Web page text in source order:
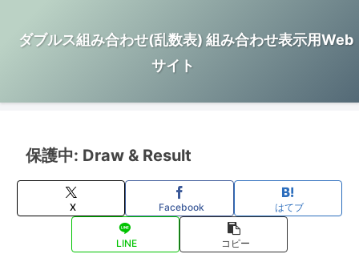
ダブルス組み合わせ(乱数表) 組み合わせ表示用Web
サイト
保護中: Draw & Result
X Facebook はてブ
LINE コピー